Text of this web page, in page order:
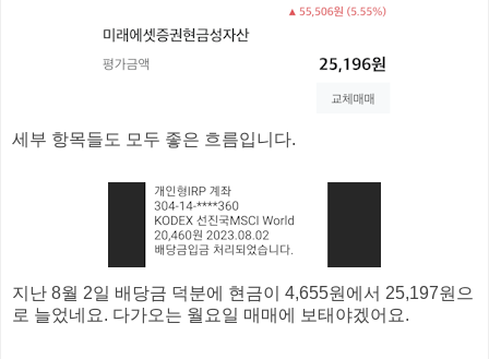
세부 항목들도 모두 좋은 흐름입니다.
지난 8월 2일 배당금 덕분에 현금이 4,655원에서 25,197원으
로 늘었네요. 다가오는 월요일 매매에 보태야겠어요.